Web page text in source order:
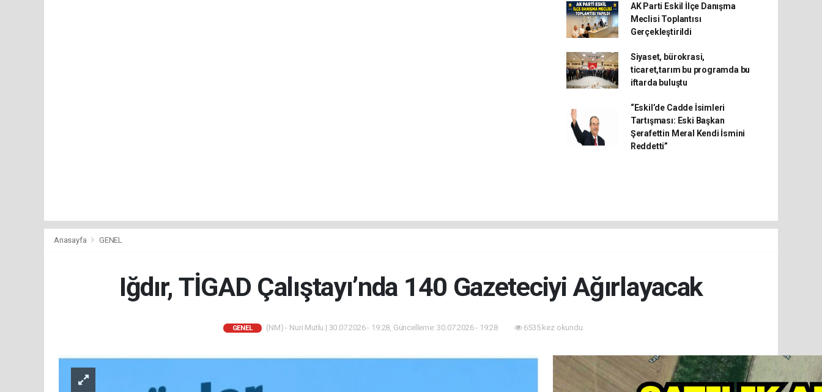
AK Parti Eskil İlçe Danışma
Meclisi Toplantısı
Gerçekleştirildi
Siyaset, bürokrasi,
ticaret,tarım bu programda bu
iftarda buluştu
“Eskil’de Cadde İsimleri
Tartışması: Eski Başkan
Şerafettin Meral Kendi İsmini
Reddetti”
Anasayfa GENEL
Iğdır, TİGAD Çalıştayı’nda 140 Gazeteciyi Ağırlayacak
GENEL (NM) - Nuri Mutlu | 30.07.2026 - 19:28, Güncelleme: 30.07.2026 - 19:28 6535 kez okundu.